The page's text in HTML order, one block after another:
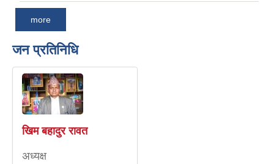
more
जन प्रतिनिधि
खिम बहादुर रावत
अध्यक्ष